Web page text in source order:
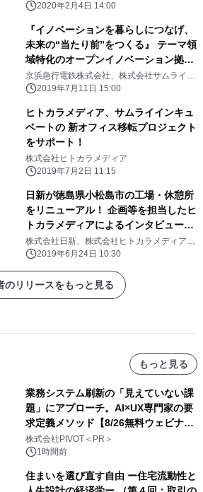
共に設立
2020年2月4日 14:00
『イノベーションを暮らしにつなげ、
未来の“当たり前”をつくる』 テーマ領
域特化のオープンイノベーション拠点
「AND ON SHINAGAWA(アンドオン
品川)」がオープンします 2019年7月
京浜急行電鉄株式会社、株式会社サムライイ
ンキュベート、株式会社ヒトカラメディア
2019年7月11日 15:00
ヒトカラメディア、サムライインキュ
ベートの 新オフィス移転プロジェクト
をサポート！
株式会社ヒトカラメディア
2019年7月2日 11:15
日新が徳島県小松島市の工場・休憩所
をリニューアル！ 企画等を担当したヒ
トカラメディアによるインタビューを
公開
株式会社日新、株式会社ヒトカラメディア、
島津臣志建築設計事務所
2019年6月24日 10:30
のリリースをもっと見る
もっと見る
業務システム刷新の「見えていない課
題」にアプローチ。AI×UX専門家の要
求定義メソッド【8/26無料ウェビナ
ー】株式会社PIVOT
株式会社PIVOT＜PR＞
1時間前
住まいを選び直す自由 ー住宅流動性と